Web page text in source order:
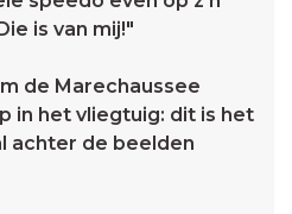
is van mij!"
de Marechaussee
in het vliegtuig: dit is het
achter de beelden